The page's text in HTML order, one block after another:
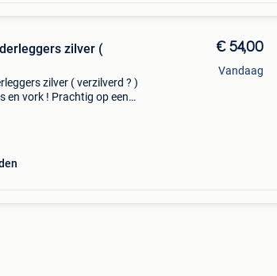
zilver (
zilver ( verzilverd ? )
en vork ! Prachtig op een
€ 54,00
Vandaag